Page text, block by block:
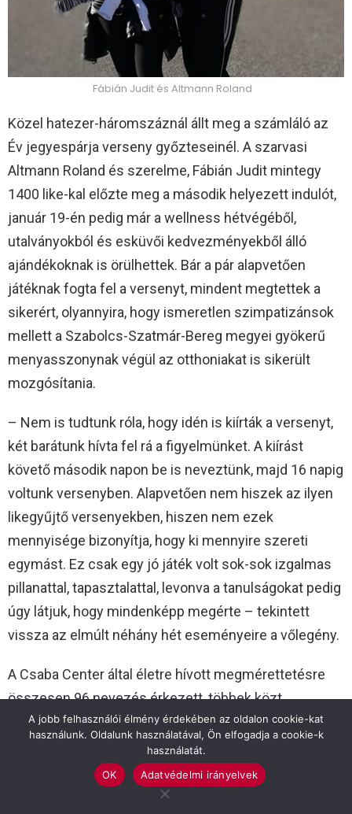
Fábián Judit és Altmann Roland
Közel hatezer-háromszáznál állt meg a számláló az
Év jegyespárja verseny győzteseinél. A szarvasi
Altmann Roland és szerelme, Fábián Judit mintegy
1400 like-kal előzte meg a második helyezett indulót,
január 19-én pedig már a wellness hétvégéből,
utalványokból és esküvői kedvezményekből álló
ajándékoknak is örülhettek. Bár a pár alapvetően
játéknak fogta fel a versenyt, mindent megtettek a
sikerért, olyannyira, hogy ismeretlen szimpatizánsok
mellett a Szabolcs-Szatmár-Bereg megyei gyökerű
menyasszonynak végül az otthoniakat is sikerült
mozgósítania.
– Nem is tudtunk róla, hogy idén is kiírták a versenyt,
két barátunk hívta fel rá a figyelmünket. A kiírást
követő második napon be is neveztünk, majd 16 napig
voltunk versenyben. Alapvetően nem hiszek az ilyen
likegyűjtő versenyekben, hiszen nem ezek
mennyisége bizonyítja, hogy ki mennyire szereti
egymást. Ez csak egy jó játék volt sok-sok izgalmas
pillanattal, tapasztalattal, levonva a tanulságokat pedig
úgy látjuk, hogy mindenképp megérte – tekintett
vissza az elmúlt néhány hét eseményeire a vőlegény.
A Csaba Center által életre hívott megmérettetésre
összesen 96 nevezés érkezett, többek közt
Kondorosról, Orosházáról, Gyomaendrődről,
Szeghalomból, Mezőberényből, Elekről,
Mezőkovácsházáról, Dévaványáról, Gyuláról és
Békéscsabáról. A házasulandók a központ Facebook
A jobb felhasználói élmény érdekében az oldalon cookie-kat
használunk. Oldalunk használatával, Ön elfogadja a cookie-k
használatát.
OK
Adatvédelmi irányelvek